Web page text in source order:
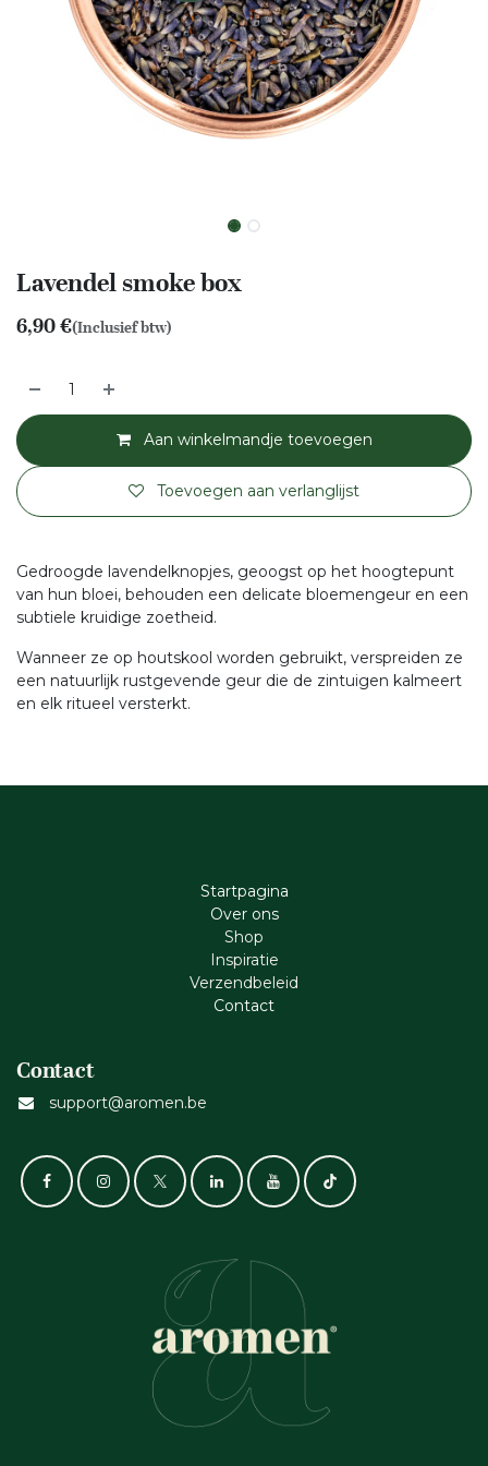
Lavendel smoke box
6,90€(Inclusief btw)
Aan winkelmandje toevoegen
Toevoegen aan verlanglijst
Gedroogde lavendelknopjes, geoogst op het hoogtepunt
van hun bloei, behouden een delicate bloemengeur en een
subtiele kruidige zoetheid.
Wanneer ze op houtskool worden gebruikt, verspreiden ze
een natuurlijk rustgevende geur die de zintuigen kalmeert
en elk ritueel versterkt.
Startpagina
Ove​r​ ons
Shop
Inspiratie
Verzendbeleid
Cont​act
Contact
support@aromen.be